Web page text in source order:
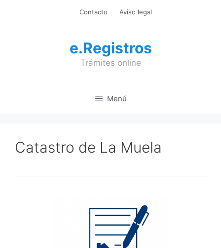
Contacto Aviso legal
e.Registros
Trámites online
Menú
Catastro de La Muela